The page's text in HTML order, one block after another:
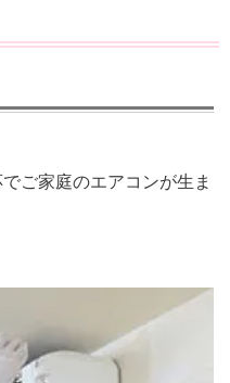
ご家庭のエアコンが生ま